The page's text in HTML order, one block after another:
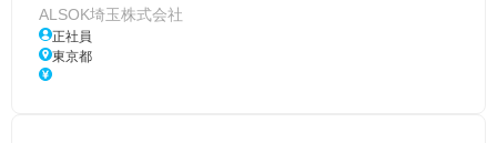
ALSOK埼玉株式会社
正社員
東京都